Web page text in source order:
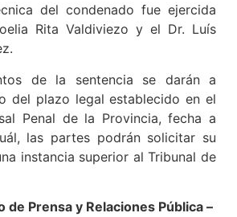
del condenado fue ejercida
Rita Valdiviezo y el Dr. Luís
de la sentencia se darán a
del plazo legal establecido en el
Penal de la Provincia, fecha a
las partes podrán solicitar su
instancia superior al Tribunal de
de Prensa y Relaciones Pública –